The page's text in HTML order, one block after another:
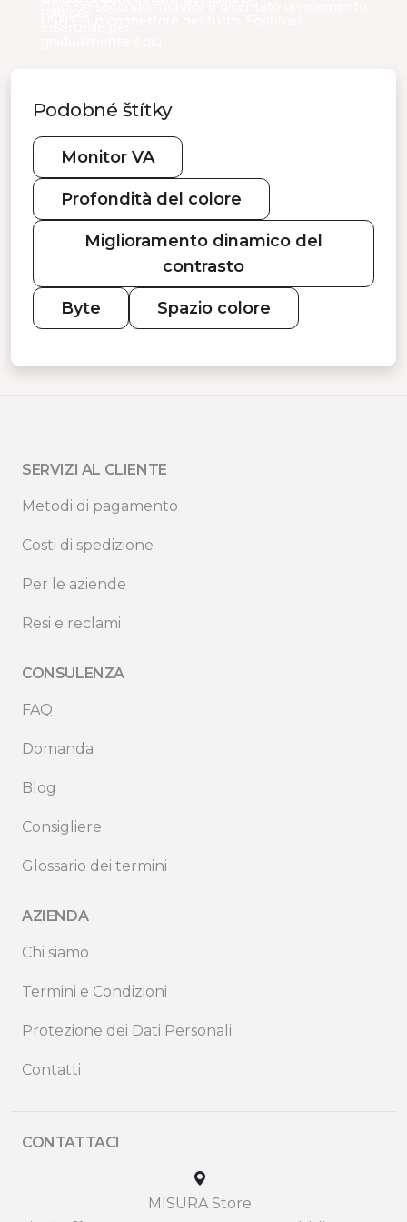
Podobné štítky
Monitor VA
Profondità del colore
Miglioramento dinamico del
contrasto
Byte Spazio colore
SERVIZI AL CLIENTE
Metodi di pagamento
Costi di spedizione
Per le aziende
Resi e reclami
CONSULENZA
FAQ
Domanda
Blog
Consigliere
Glossario dei termini
AZIENDA
Chi siamo
Termini e Condizioni
Protezione dei Dati Personali
Contatti
CONTATTACI
MISURA Store